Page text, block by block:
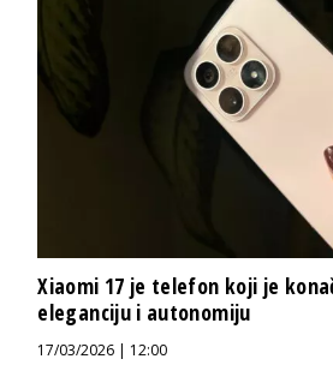
Xiaomi 17 je telefon koji je
eleganciju i autonomiju
17/03/2026 | 12:00